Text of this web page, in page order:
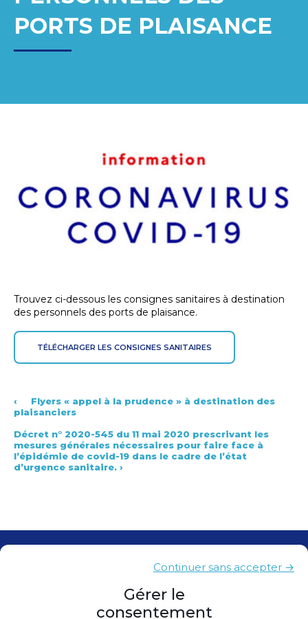
Gérer le
consentement
Continuer sans accepter →
PORTS DE PLAISANCE
Trouvez ci-dessous les consignes sanitaires à destination
des personnels des ports de plaisance.
TÉLÉCHARGER LES CONSIGNES SANITAIRES
‹
Flyers « appel à la prudence » à destination des
plaisanciers
Décret n° 2020-545 du 11 mai 2020 prescrivant les
mesures générales nécessaires pour faire face à
l’épidémie de covid-19 dans le cadre de l’état
d’urgence sanitaire. ›